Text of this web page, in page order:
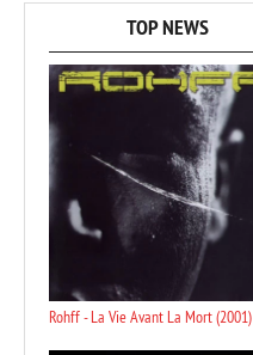
TOP NEWS
Rohff - La Vie Avant La Mort (2001)